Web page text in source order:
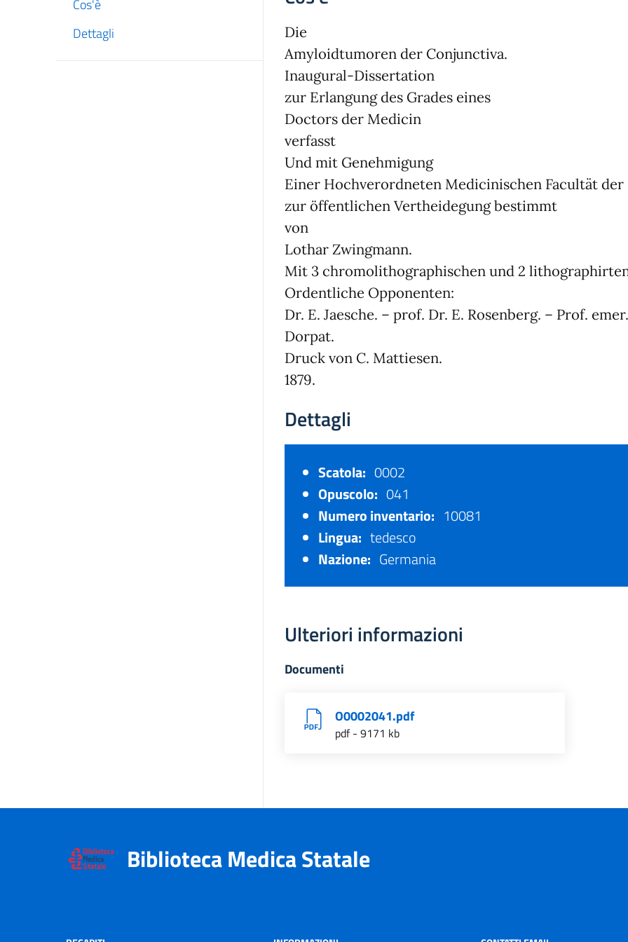
Cos'è
Dettagli
Die
Amyloidtumoren der Conjunctiva.
Inaugural-Dissertation
zur Erlangung des Grades eines
Doctors der Medicin
verfasst
Und mit Genehmigung
Einer Hochverordneten Medicinischen Facultät
zur öffentlichen Vertheidegung bestimmt
von
Lothar Zwingmann.
Mit 3 chromolithographischen und 2
Ordentliche Opponenten:
Dr. E. Jaesche. – prof. Dr. E. Rosenberg. – Prof.
Dorpat.
Druck von C. Mattiesen.
1879.
Dettagli
Scatola: 0002
Opuscolo: 041
Numero inventario: 10081
Lingua: tedesco
Nazione: Germania
Ulteriori informazioni
Documenti
O0002041.pdf
pdf - 9171 kb
Biblioteca Medica Statale